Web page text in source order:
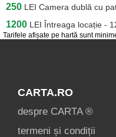
Tarifele afișate pe hartă sunt
250 LEI Camera dublă cu
1200 LEI Întreaga locație -
CARTA.RO
despre CARTA ®
termeni și condiții